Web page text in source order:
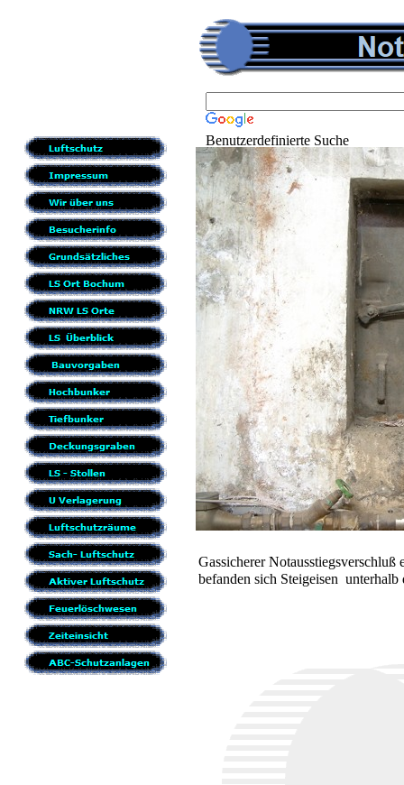
Gassicherer
befanden sich Steigeisen unterhalb
Benutzerdefinierte Suche